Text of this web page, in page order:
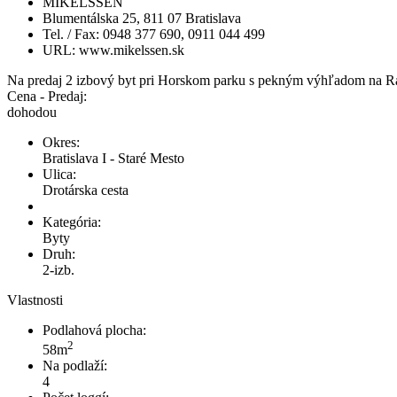
Blumentálska 25, 811 07 Bratislava
Tel. / Fax: 0948 377 690, 0911 044 499
URL: www.mikelssen.sk
Na predaj 2 izbový byt pri Horskom parku s pekným výhľadom na
Cena - Predaj:
dohodou
Okres:
Bratislava I - Staré Mesto
Ulica:
Drotárska cesta
Kategória:
Byty
Druh:
2-izb.
Vlastnosti
Podlahová plocha:
58m2
Na podlaží:
4